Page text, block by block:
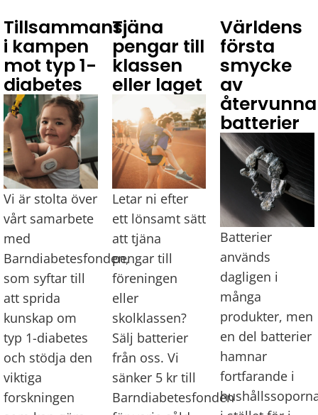
Tillsammans
i kampen
mot typ 1-
diabetes
Vi är stolta över
vårt samarbete
med
Barndiabetesfonden,
som syftar till
att sprida
kunskap om
typ 1-diabetes
och stödja den
viktiga
forskningen
Tjäna
pengar till
klassen
eller laget
Letar ni efter
ett lönsamt sätt
att tjäna
pengar till
föreningen
eller
skolklassen?
Sälj batterier
från oss. Vi
sänker 5 kr till
Barndiabetesfonden
Världens
första
smycke
av
återvunna
batterier
Batterier
används
dagligen i
många
produkter, men
en del batterier
hamnar
fortfarande i